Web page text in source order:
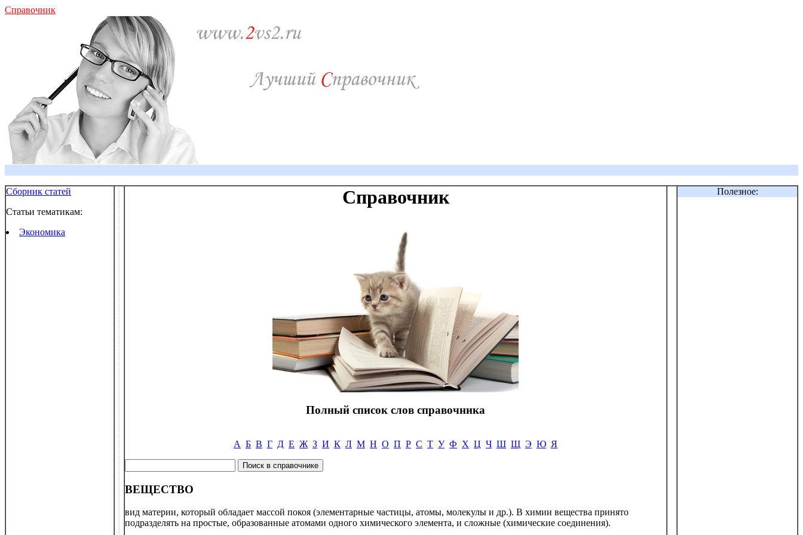
Справочник
Сборник статей
Статьи тематикам:
Экономика
Справочник
Полный список слов справочника
А Б В Г Д Е Ж З И К Л М Н О П Р С Т У Ф Х Ц Ч Ш Щ Э Ю Я
ВЕЩЕСТВО
вид материи, который обладает массой покоя (элементарные частицы, атомы, молекулы и др.). В химии вещества принято
подразделять на простые, образованные атомами одного химического элемента, и сложные (химические соединения).
Полезное: